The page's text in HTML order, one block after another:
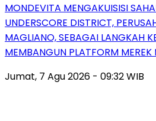
MONDEVITA MENGAKUISISI
UNDERSCORE DISTRICT,
MAGLIANO, SEBAGAI LANGKAH
MEMBANGUN PLATFORM
Jumat, 7 Agu 2026 - 09:32 WIB